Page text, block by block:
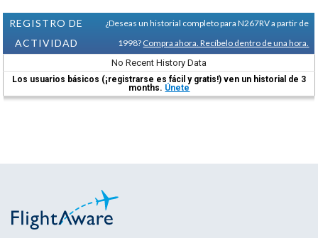
REGISTRO DE
ACTIVIDAD
¿Deseas un historial completo para N267RV a partir de
1998? Compra ahora. Recíbelo dentro de una hora.
No Recent History Data
Los usuarios básicos (¡registrarse es fácil y gratis!) ven un historial de 3
months. Únete